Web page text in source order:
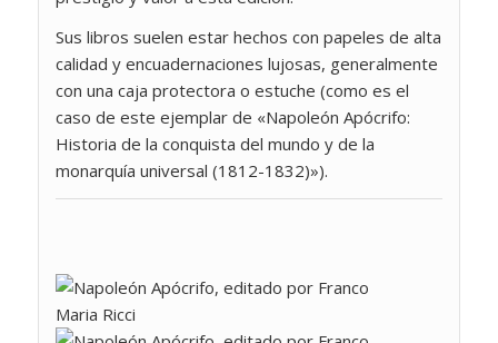
Sus libros suelen estar hechos con papeles de alta
calidad y encuadernaciones lujosas, generalmente
con una caja protectora o estuche (como es el
caso de este ejemplar de «Napoleón Apócrifo:
Historia de la conquista del mundo y de la
monarquía universal (1812-1832)»).